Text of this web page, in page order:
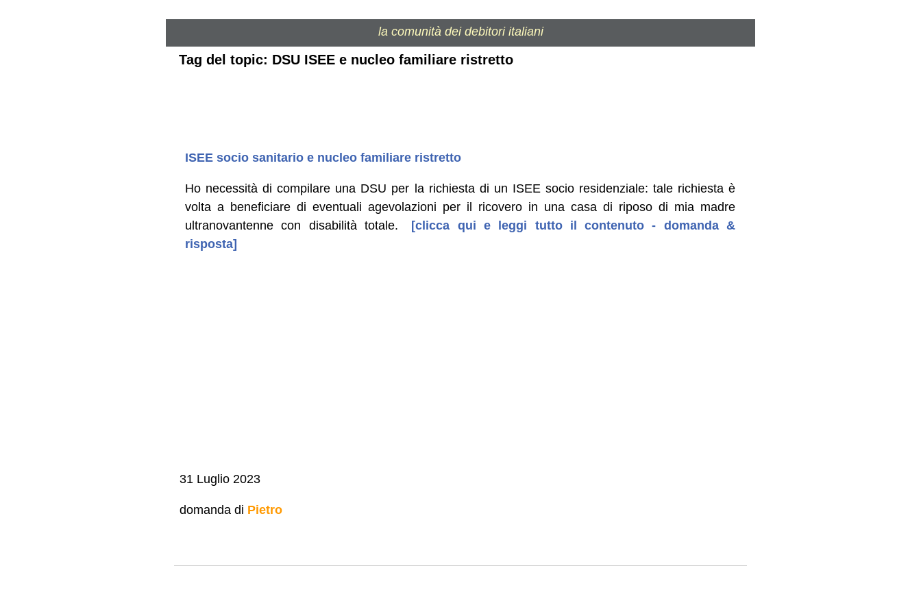
la comunità dei debitori italiani
Tag del topic: DSU ISEE e nucleo familiare ristretto
ISEE socio sanitario e nucleo familiare ristretto
Ho necessità di compilare una DSU per la richiesta di un ISEE socio residenziale: tale richiesta è
volta a beneficiare di eventuali agevolazioni per il ricovero in una casa di riposo di mia madre
ultranovantenne con disabilità totale.
[clicca qui e leggi tutto il contenuto - domanda &
risposta]
31 Luglio 2023
domanda di Pietro